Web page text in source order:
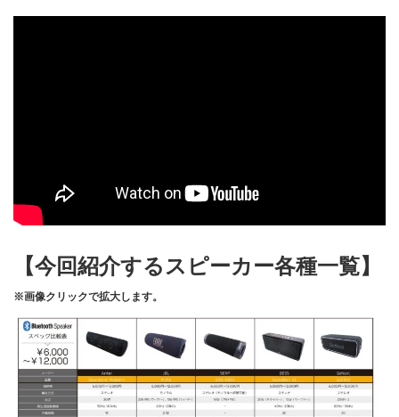
【今回紹介するスピーカー各種一覧】
※画像クリックで拡大します。